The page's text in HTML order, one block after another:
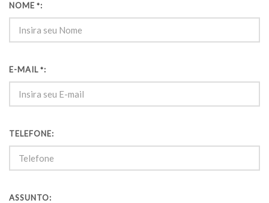
NOME *:
E-MAIL *:
TELEFONE:
ASSUNTO: